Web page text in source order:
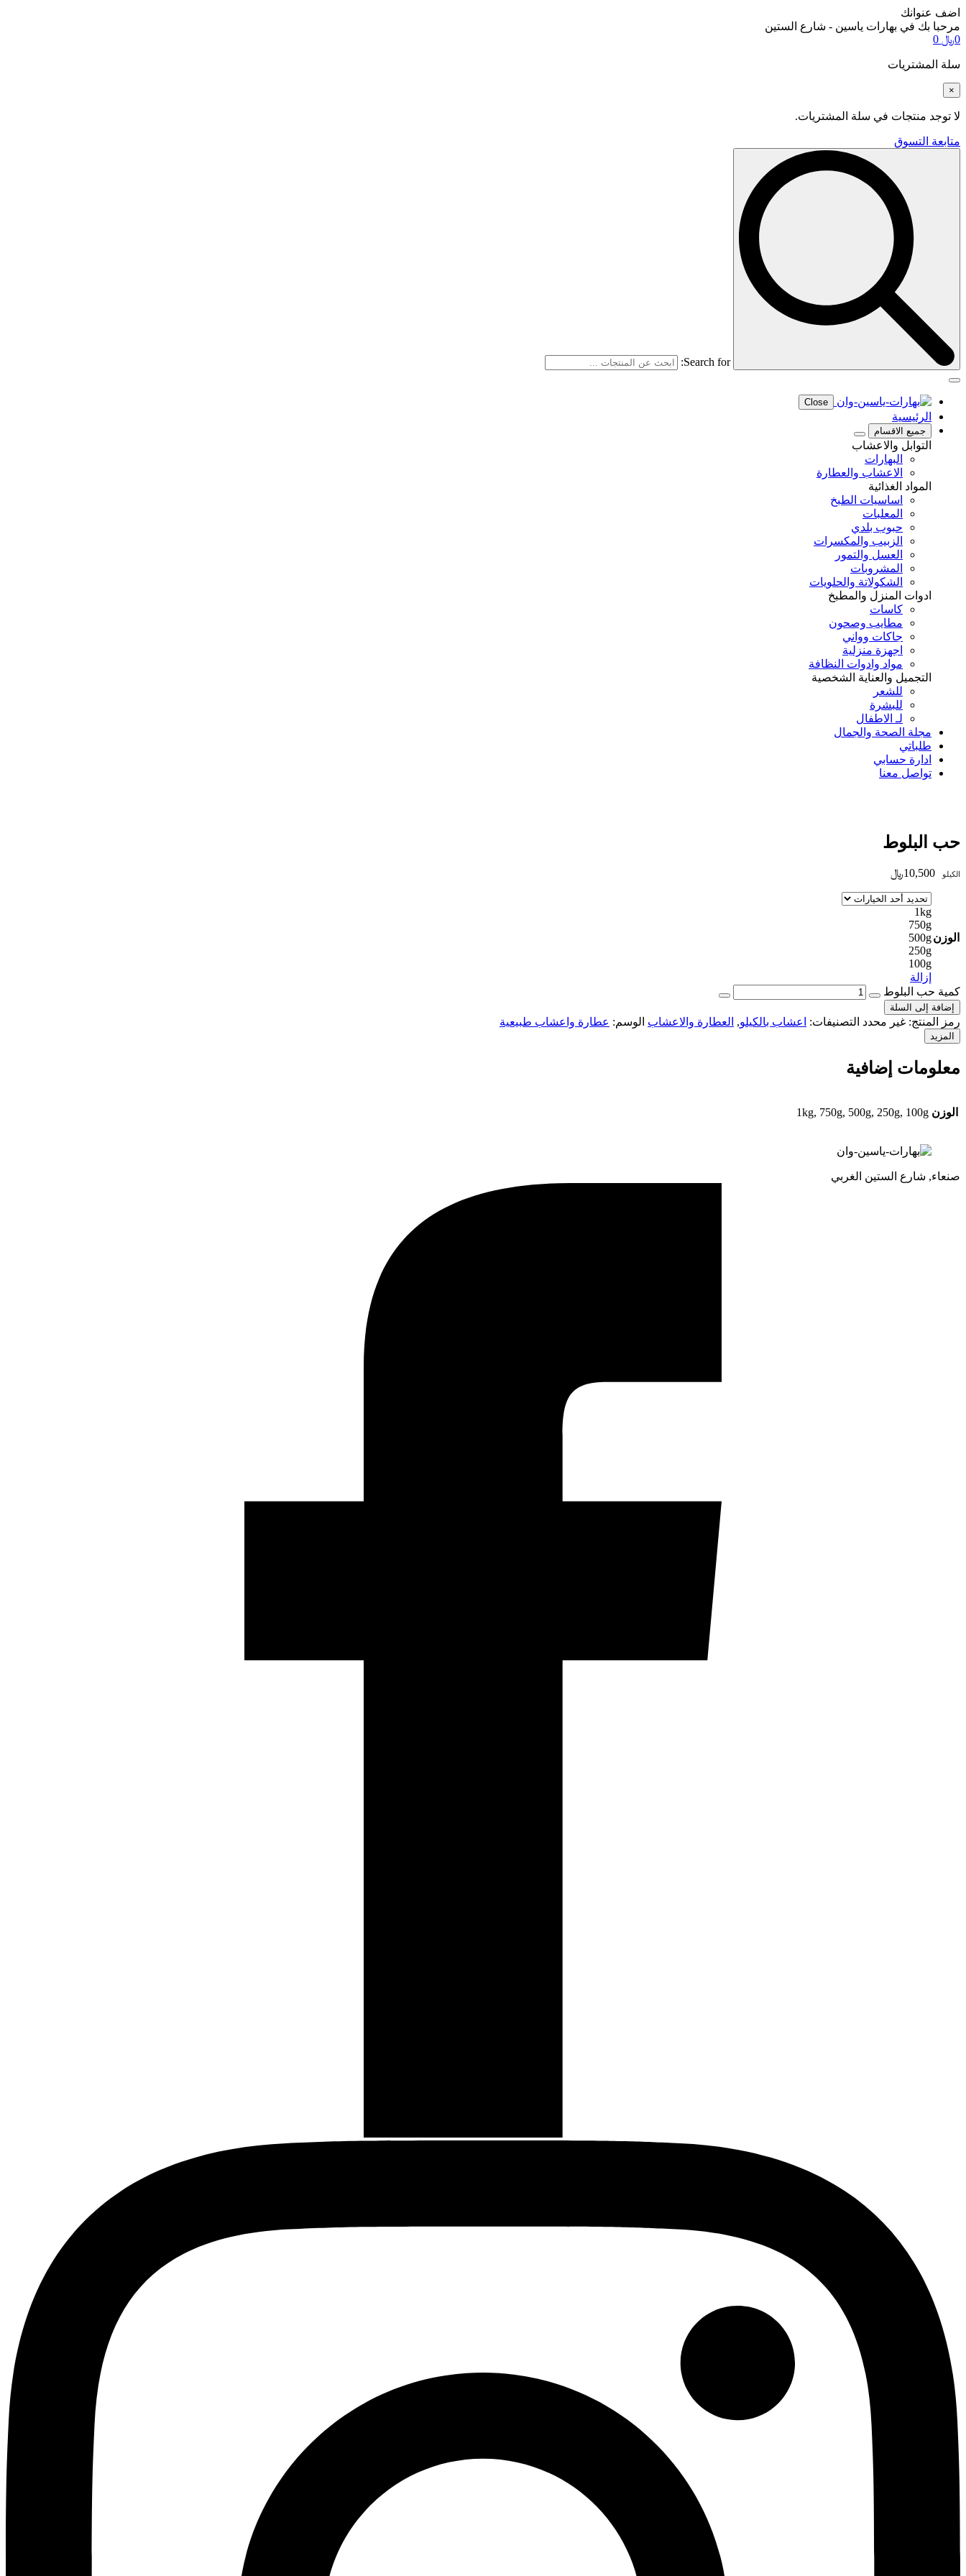
اضف عنوانك
مرحبا بك في بهارات ياسين - شارع الستين
0﷼ 0
سلة المشتريات
×
لا توجد منتجات في سلة المشتريات.
متابعة التسوق
Search for:
Close
الرئيسية
جميع الاقسام
التوابل والاعشاب
البهارات
الاعشاب والعطارة
المواد الغذائية
اساسيات الطبخ
المعلبات
حبوب بلدي
الزبيب والمكسرات
العسل والتمور
المشروبات
الشكولاتة والحلويات
ادوات المنزل والمطبخ
كاسات
مطايب وصحون
جاكات وواني
اجهزة منزلية
مواد وادوات النظافة
التجميل والعناية الشخصية
للشعر
للبشرة
لـ الاطفال
مجلة الصحة والجمال
طلباتي
ادارة حسابي
تواصل معنا
حب البلوط
الكيلو 10,500﷼
الوزن
1kg
750g
500g
250g
100g
إزالة
كمية حب البلوط
إضافة إلى السلة
رمز المنتج: غير محدد التصنيفات: اعشاب بالكيلو, العطارة والاعشاب الوسم: عطارة واعشاب طبيعية
المزيد
معلومات إضافية
الوزن 1kg, 750g, 500g, 250g, 100g
صنعاء, شارع الستين الغربي